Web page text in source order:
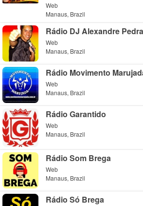
Web
Manaus, Brazil
Rádio DJ Alexandre Pedra
Web
Manaus, Brazil
Rádio Movimento
Web
Manaus, Brazil
Rádio Garantido
Web
Manaus, Brazil
Rádio Som Brega
Web
Manaus, Brazil
Rádio Só Brega